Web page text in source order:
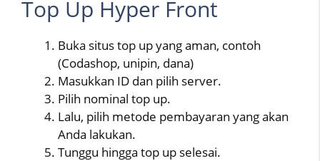
Top Up Hyper Front
Buka situs top up yang aman, contoh
(Codashop, unipin, dana)
Masukkan ID dan pilih server.
Pilih nominal top up.
Lalu, pilih metode pembayaran yang akan
Anda lakukan.
Tunggu hingga top up selesai.